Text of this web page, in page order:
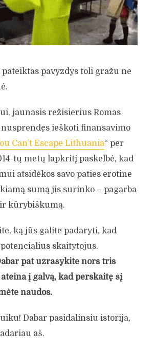
Rašymo priemonės
8 min. skaitymo
pavyzdys toli gražu ne
jaunasis režisierius Romas
nusprendęs ieškoti finansavimo
Can’t Escape Lithuania“ per
tų metų lapkritį paskelbė, kad
atsidėkos savo paties erotine
sumą jis surinko – pagarba
kūrybiškumą.
ką jūs galite padaryti, kad
skaitytojus.
pat užrašykite nors tris
į galvą, kad perskaitę šį
naudos.
Dabar pasidalinsiu istorija,
aš.